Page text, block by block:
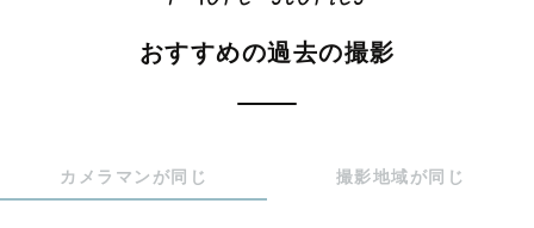
産後ママの体調とお子様のお世話もしっかりフォロー
おすすめの過去の撮影
カメラマンが同じ 撮影地域が同じ